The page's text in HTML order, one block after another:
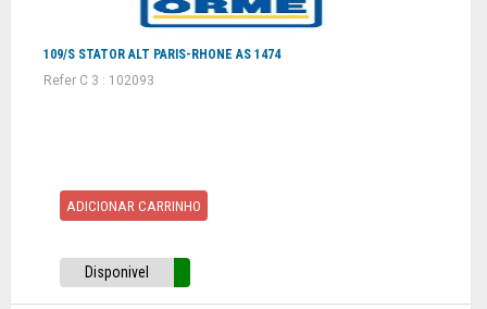
109/S STATOR ALT PARIS-RHONE AS 1474
Refer C 3 : 102093
ADICIONAR CARRINHO
Disponivel